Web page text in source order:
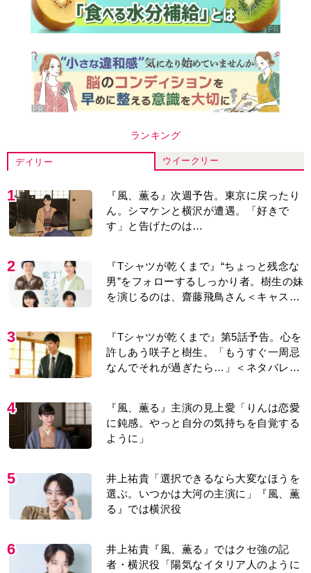
ランキング
デイリー ウイークリー
1
『風、薫る』次週予告。東京に戻ったり
ん。シマケンと横沢が遭遇。「好きで
す」と告げたのは…
2
『Tシャツが乾くまで』“ちょっと残念な
男”をフォローするしっかり者。樹生の妹
を演じるのは、齋藤飛鳥さん＜キャスト
3
『Tシャツが乾くまで』第5話予告。心を
許しあう咲子と樹生。「もうすぐ一周忌
なんでそれが過ぎたら…」＜ネタバレあ
4
『風、薫る』主演の見上愛「りんは恋愛
に鈍感。やっと自分の気持ちを自覚する
ように」
5
井上祐貴「選択できるなら大変なほうを
選ぶ。いつかは大河の主演に」『風、薫
る』では横沢役
6
井上祐貴『風、薫る』ではクセ強の記
者・横沢役「陽気なイタリア人のように